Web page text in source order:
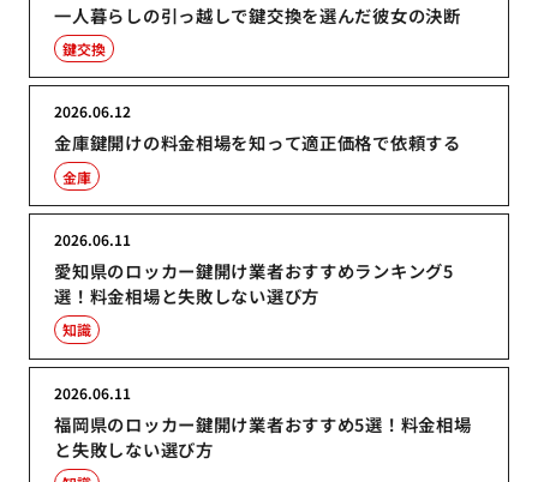
一人暮らしの引っ越しで鍵交換を選んだ彼女の決断
鍵交換
金庫鍵開けの料金相場を知って適正価格で依頼する
2026.06.12
金庫
愛知県のロッカー鍵開け業者おすすめランキング5
選！料金相場と失敗しない選び方
2026.06.11
知識
福岡県のロッカー鍵開け業者おすすめ5選！料金相場
と失敗しない選び方
2026.06.11